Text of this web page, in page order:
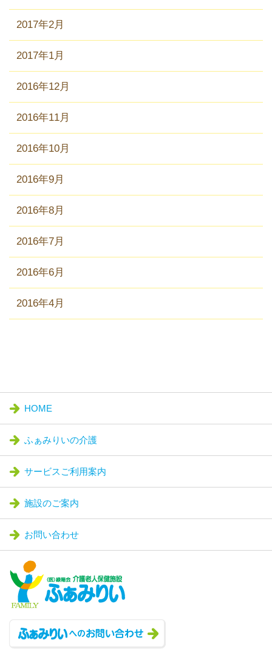
2017年2月
2017年1月
2016年12月
2016年11月
2016年10月
2016年9月
2016年8月
2016年7月
2016年6月
2016年4月
HOME
ふぁみりいの介護
サービスご利用案内
施設のご案内
お問い合わせ